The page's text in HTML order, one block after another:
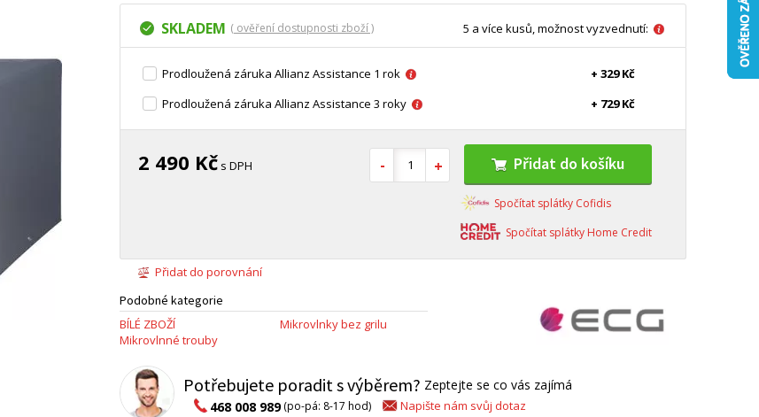
SKLADEM ( ověření dostupnosti zboží ) 5 a více kusů, možnost vyzvednutí:
Prodloužená záruka Allianz Assistance 1 rok
+ 329 Kč
Prodloužená záruka Allianz Assistance 3 roky
+ 729 Kč
2 490 Kč s DPH Přidat do košíku
Spočítat splátky Cofidis
Spočítat splátky Home Credit
Přidat do porovnání
Podobné kategorie
BÍLÉ ZBOŽÍ
Mikrovlnné trouby
Mikrovlnky bez grilu
Potřebujete poradit s výběrem? Zeptejte se co vás zajímá
468 008 989(po-pá: 8-17 hod) Napište nám svůj dotaz